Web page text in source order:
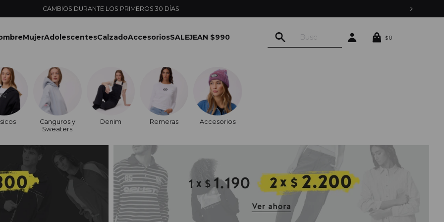
ENVÍOS EXPRESS EN MONTEVIDEO CON PEDIDOS YA
MujerAdolescentesCalzadoAccesoriosSALEJEAN $990 $0
Canguros y
Sweaters
Denim Remeras Accesorios